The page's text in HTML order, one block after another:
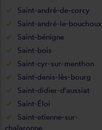
Saint-andré-de-corcy
Saint-andré-le-bouchoux
Saint-bénigne
Saint-bois
Saint-cyr-sur-menthon
Saint-denis-lès-bourg
Saint-didier-d'aussiat
Saint-Éloi
Saint-etienne-sur-
chalaronne